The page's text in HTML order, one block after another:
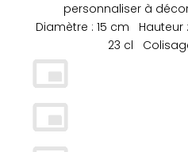
personnaliser à
Diamètre : 15 cm
23 cl